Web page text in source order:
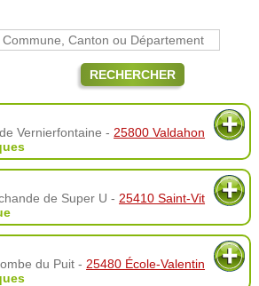
RECHERCHER
Vernierfontaine - 25800 Valdahon
de Super U - 25410 Saint-Vit
du Puit - 25480 École-Valentin